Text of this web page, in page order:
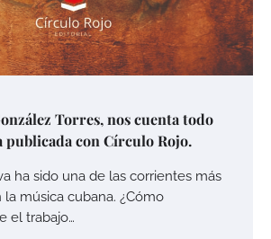
Torres, nos cuenta todo
publicada con Círculo Rojo.
ha sido una de las corrientes más
música cubana. ¿Cómo
el trabajo…